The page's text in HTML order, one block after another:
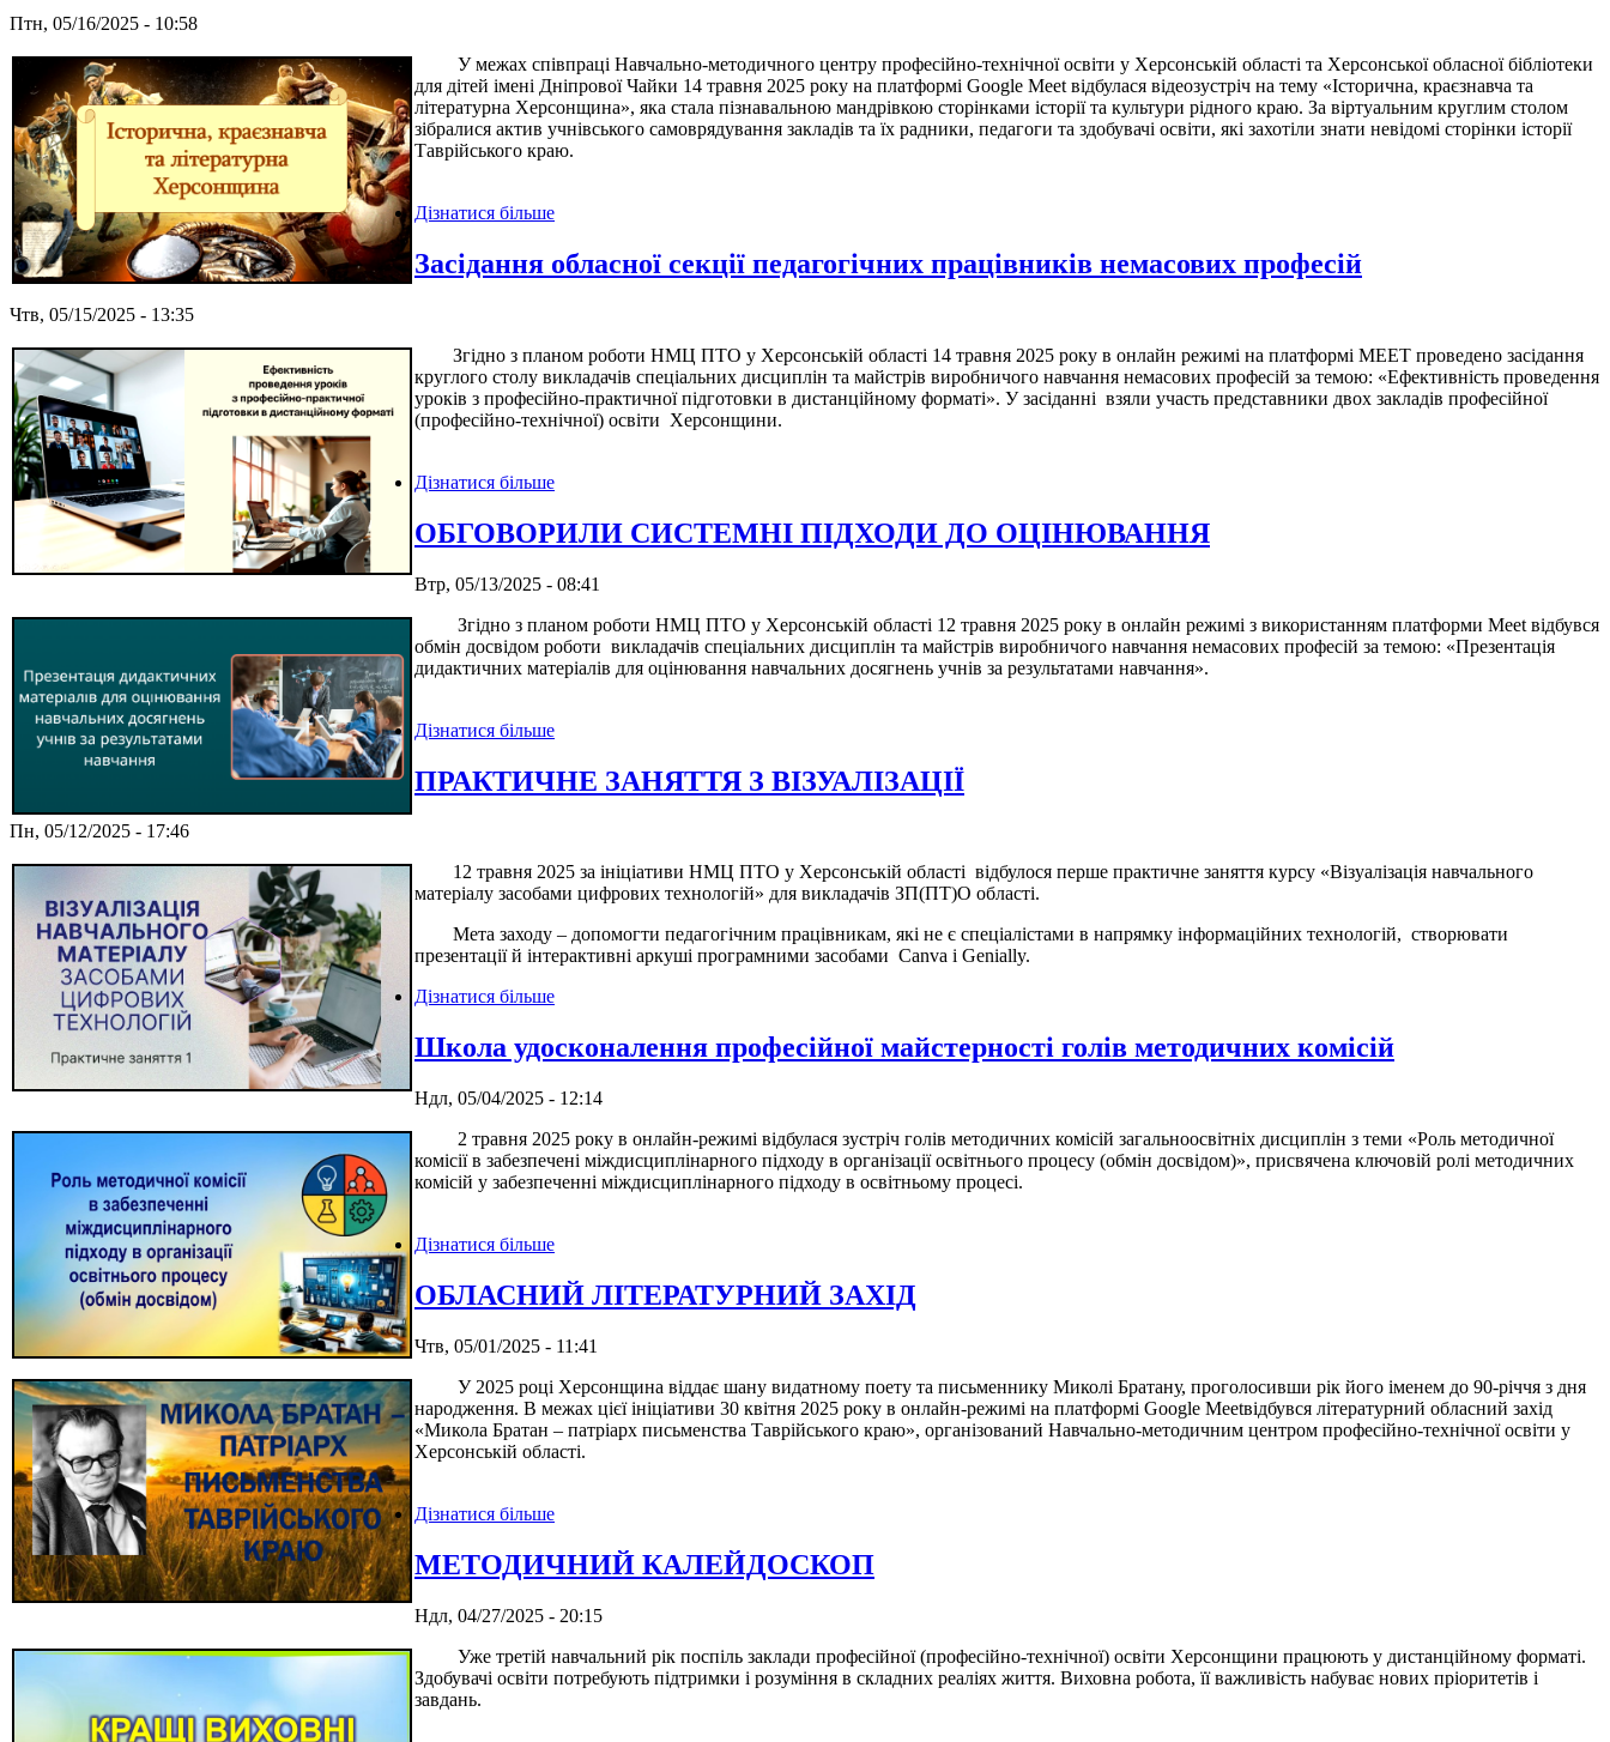
Птн, 05/16/2025 - 10:58
У межах співпраці Навчально-методичного центру професійно-технічної освіти у Херсонській області та Херсонської обласної бібліотеки
для дітей імені Дніпрової Чайки 14 травня 2025 року на платформі Google Meet відбулася відеозустріч на тему «Історична, краєзнавча та
літературна Херсонщина», яка стала пізнавальною мандрівкою сторінками історії та культури рідного краю. За віртуальним круглим столом
зібралися актив учнівського самоврядування закладів та їх радники, педагоги та здобувачі освіти, які захотіли знати невідомі сторінки історії
Таврійського краю.
Дізнатися більше
Засідання обласної секції педагогічних працівників немасових професій
Чтв, 05/15/2025 - 13:35
Згідно з планом роботи НМЦ ПТО у Херсонській області 14 травня 2025 року в онлайн режимі на платформі MEET проведено засідання
круглого столу викладачів спеціальних дисциплін та майстрів виробничого навчання немасових професій за темою: «Ефективність проведення
уроків з професійно-практичної підготовки в дистанційному форматі». У засіданні взяли участь представники двох закладів професійної
(професійно-технічної) освіти Херсонщини.
Дізнатися більше
ОБГОВОРИЛИ СИСТЕМНІ ПІДХОДИ ДО ОЦІНЮВАННЯ
Втр, 05/13/2025 - 08:41
Згідно з планом роботи НМЦ ПТО у Херсонській області 12 травня 2025 року в онлайн режимі з використанням платформи Meet відбувся
обмін досвідом роботи викладачів спеціальних дисциплін та майстрів виробничого навчання немасових професій за темою: «Презентація
дидактичних матеріалів для оцінювання навчальних досягнень учнів за результатами навчання».
Дізнатися більше
ПРАКТИЧНЕ ЗАНЯТТЯ З ВІЗУАЛІЗАЦІЇ
Пн, 05/12/2025 - 17:46
12 травня 2025 за ініціативи НМЦ ПТО у Херсонській області відбулося перше практичне заняття курсу «Візуалізація навчального
матеріалу засобами цифрових технологій» для викладачів ЗП(ПТ)О області.
Мета заходу – допомогти педагогічним працівникам, які не є спеціалістами в напрямку інформаційних технологій, створювати
презентації й інтерактивні аркуші програмними засобами Canva і Genially.
Дізнатися більше
Школа удосконалення професійної майстерності голів методичних комісій
Ндл, 05/04/2025 - 12:14
2 травня 2025 року в онлайн-режимі відбулася зустріч голів методичних комісій загальноосвітніх дисциплін з теми «Роль методичної
комісії в забезпечені міждисциплінарного підходу в організації освітнього процесу (обмін досвідом)», присвячена ключовій ролі методичних
комісій у забезпеченні міждисциплінарного підходу в освітньому процесі.
Дізнатися більше
ОБЛАСНИЙ ЛІТЕРАТУРНИЙ ЗАХІД
Чтв, 05/01/2025 - 11:41
У 2025 році Херсонщина віддає шану видатному поету та письменнику Миколі Братану, проголосивши рік його іменем до 90-річчя з дня
народження. В межах цієї ініціативи 30 квітня 2025 року в онлайн-режимі на платформі Google Meetвідбувся літературний обласний захід
«Микола Братан – патріарх письменства Таврійського краю», організований Навчально-методичним центром професійно-технічної освіти у
Херсонській області.
Дізнатися більше
МЕТОДИЧНИЙ КАЛЕЙДОСКОП
Ндл, 04/27/2025 - 20:15
Уже третій навчальний рік поспіль заклади професійної (професійно-технічної) освіти Херсонщини працюють у дистанційному форматі.
Здобувачі освіти потребують підтримки і розуміння в складних реаліях життя. Виховна робота, її важливість набуває нових пріоритетів і
завдань.